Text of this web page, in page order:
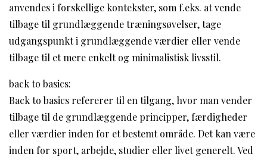
anvendes i forskellige kontekster, som f.eks. at vende
tilbage til grundlæggende træningsøvelser, tage
udgangspunkt i grundlæggende værdier eller vende
tilbage til et mere enkelt og minimalistisk livsstil.
back to basics:
Back to basics refererer til en tilgang, hvor man vender
tilbage til de grundlæggende principper, færdigheder
eller værdier inden for et bestemt område. Det kan være
inden for sport, arbejde, studier eller livet generelt. Ved